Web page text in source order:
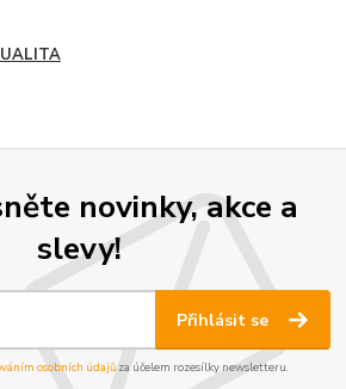
novinky, akce a
slevy!
Přihlásit se
osobních údajůza účelem rozesílky newsletteru.